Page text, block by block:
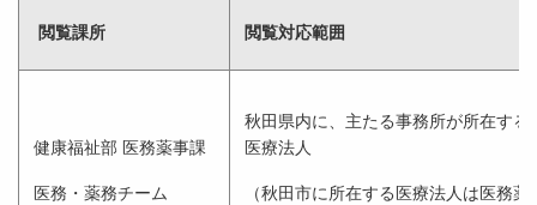
閲覧課所 閲覧対応範囲
健康福祉部 医務薬事課
医務・薬務チーム
秋田県内に、主たる事務所が所在する
医療法人
（秋田市に所在する医療法人は医務薬